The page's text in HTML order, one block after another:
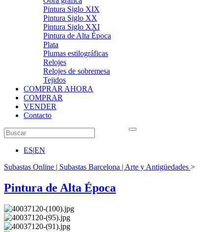
Pintura Siglo XIX
Pintura Siglo XX
Pintura Siglo XXI
Pintura de Alta Época
Plata
Plumas estilográficas
Relojes
Relojes de sobremesa
Tejidos
COMPRAR AHORA
COMPRAR
VENDER
Contacto
ES|EN
Subastas Online | Subastas Barcelona | Arte y Antigüedades >
Pintura de Alta Época